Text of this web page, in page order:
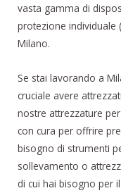
vasta gamma di
protezione individuale
Milano.
Se stai lavorando a
cruciale avere
nostre attrezzature
con cura per offrire
bisogno di strumenti
sollevamento o
di cui hai bisogno per